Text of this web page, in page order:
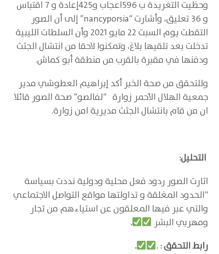
وحظيت التغريدة ب 596اعجاب و425إعادة و 7 اقتباس
و 36 تعليق، وأشارت “nancyporsia” إلى أن الصور
التقطت يوم السبت 22 مايو 2021 وأن السلطات الليبية
تدخلت بعد تلقيها بلاغ، وتمكنوا لاحقا من انتشال الجثث
ودفنها في مقبرة بالقرب من منطقة أبو كماش.
وللتحقق من صحة الخبر أكد إبراهيم العطوشي مدير
جمعية الهلال الأحمر زوارة “لفالصو” صحة الصور قائلا
ان من قام بانتشال الجثث مديرية امن زوارة.
التحليل:
اثارت الصور ردود فعل محلية ودولية نددت بسياسة
“الحدود المغلقة و تداولتها مواقع التواصل الاجتماعي
والتي عبر فيها المعلقون عن استياءهم من تجار
ومهربي البشر
.
رابط التحقق: .
.